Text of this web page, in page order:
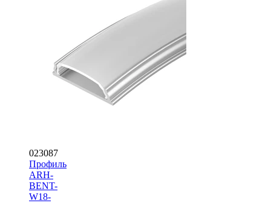
023087
Профиль
ARH-
BENT-
W18-